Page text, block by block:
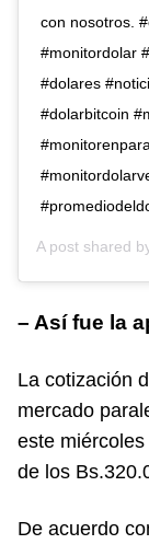
con nosotros.
#monitordolar
#dolares
#dolarbitcoin
A post shared
– Así fue la
La cotización
mercado
este
de los
De acuerdo